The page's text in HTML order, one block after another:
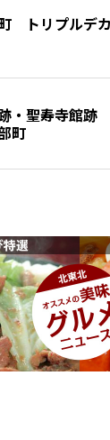
トリプルデ
・聖寿寺館跡
町